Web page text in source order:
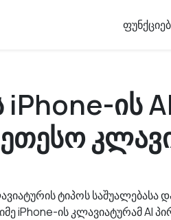
ის
ტიპოს საშუალებასა
iPhone-ის კლავიატურამ AI